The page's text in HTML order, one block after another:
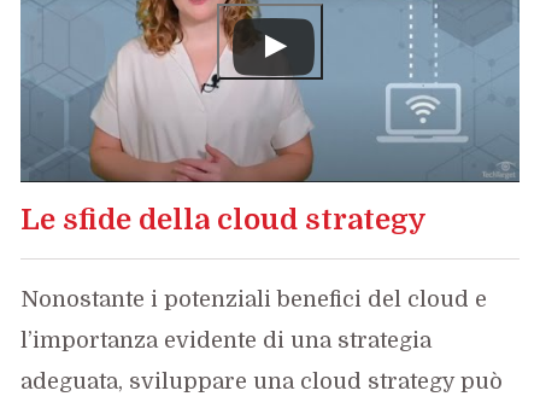
Le sfide della cloud strategy
Nonostante i potenziali benefici del cloud e
l’importanza evidente di una strategia
adeguata, sviluppare una cloud strategy può